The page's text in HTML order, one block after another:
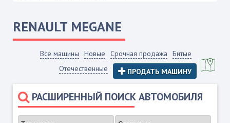
RENAULT MEGANE
Все машины Новые Срочная продажа
Битые
Отечественные
ПРОДАТЬ МАШИНУ
РАСШИРЕННЫЙ ПОИСК АВТОМОБИЛЯ